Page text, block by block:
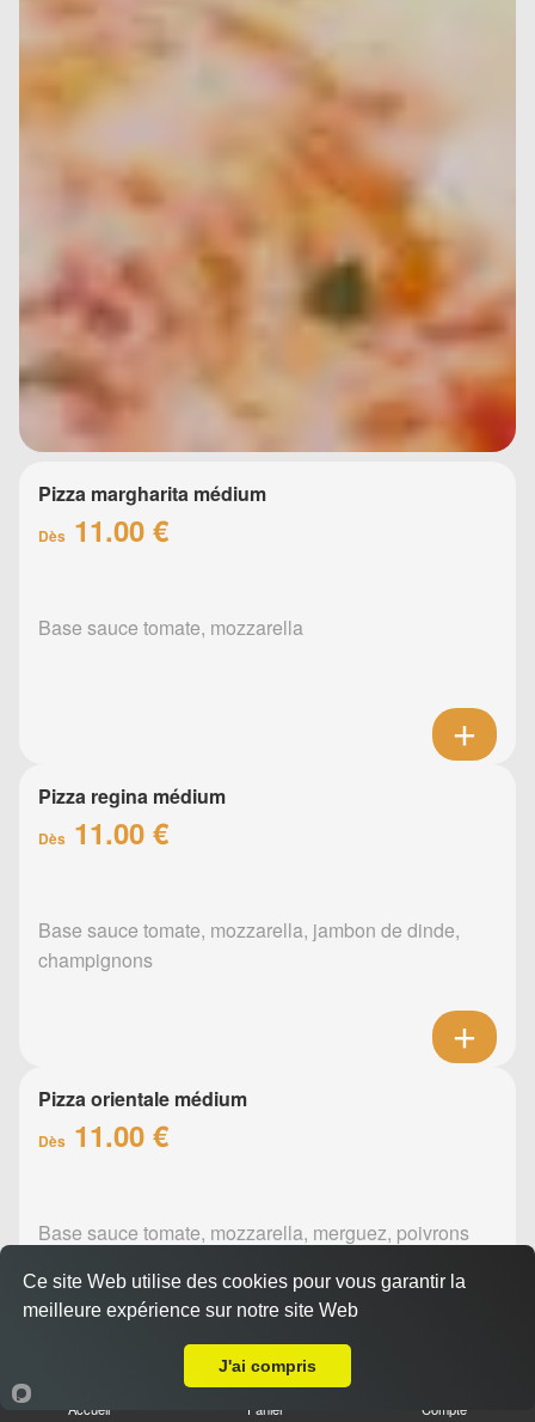
Pizza margharita médium
Dès 11.00 €
Base sauce tomate, mozzarella
Pizza regina médium
Dès 11.00 €
Base sauce tomate, mozzarella, jambon de dinde,
champignons
Pizza orientale médium
Dès 11.00 €
Base sauce tomate, mozzarella, merguez, poivrons
Accueil Panier Compte
Ce site Web utilise des cookies pour vous garantir la
meilleure expérience sur notre site Web
J'ai compris